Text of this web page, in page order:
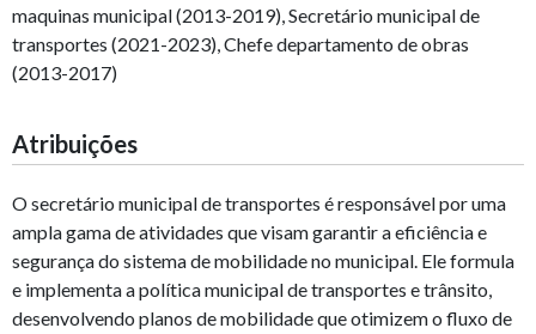
maquinas municipal (2013-2019), Secretário municipal de
transportes (2021-2023), Chefe departamento de obras
(2013-2017)
Atribuições
O secretário municipal de transportes é responsável por uma
ampla gama de atividades que visam garantir a eficiência e
segurança do sistema de mobilidade no municipal. Ele formula
e implementa a política municipal de transportes e trânsito,
desenvolvendo planos de mobilidade que otimizem o fluxo de